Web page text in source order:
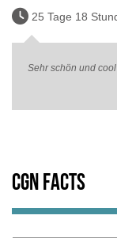
25 Tage 18
Sehr schön und
CGN Facts